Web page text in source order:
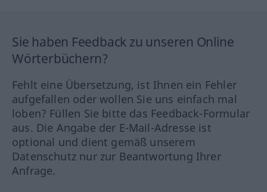
Sie haben Feedback zu unseren Online
Wörterbüchern?
Fehlt eine Übersetzung, ist Ihnen ein Fehler
aufgefallen oder wollen Sie uns einfach mal
loben? Füllen Sie bitte das Feedback-Formular
aus. Die Angabe der E-Mail-Adresse ist
optional und dient gemäß unserem
Datenschutz nur zur Beantwortung Ihrer
Anfrage.